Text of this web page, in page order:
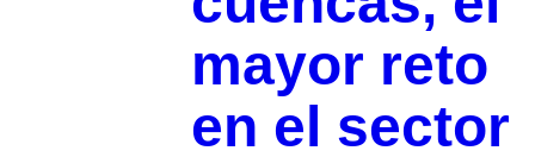
mayor reto
en el sector